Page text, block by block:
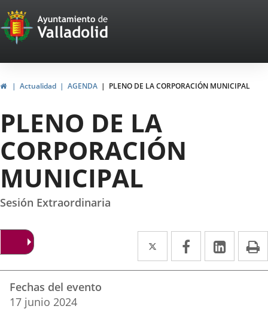
Portal
Web
del
Ayuntamiento
de
Valladolid
InicioActualidad AGENDA PLENO DE LA CORPORACIÓN MUNICIPAL
PLENO DE LA
CORPORACIÓN
MUNICIPAL
Sesión Extraordinaria
Twitter
Enlace
a
Facebook
Enlace
a
Enlace
a
del
evento
Fechas del evento
17 junio 2024